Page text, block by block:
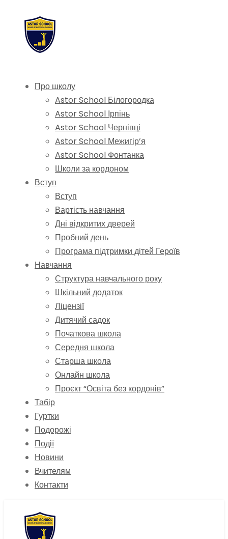
Про школу
Astor School Білогородка
Astor School Ірпінь
Astor School Чернівці
Astor School Межигір’я
Astor School Фонтанка
Школи за кордоном
Вступ
Вступ
Вартість навчання
Дні відкритих дверей
Пробний день
Програма підтримки дітей Героїв
Навчання
Структура навчального року
Шкільний додаток
Ліцензії
Дитячий садок
Початкова школа
Середня школа
Старша школа
Онлайн школа
Проєкт “Освіта без кордонів”
Табір
Гуртки
Подорожі
Події
Новини
Вчителям
Контакти